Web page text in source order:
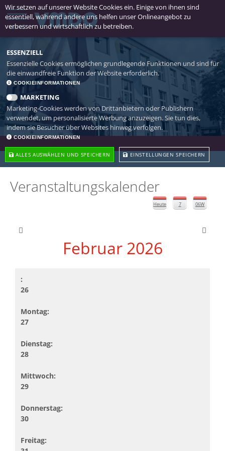
Wir setzen auf unserer Website Cookies ein. Einige von ihnen sind
essentiell, während andere uns helfen unser Onlineangebot zu
verbessern und wirtschaftlich zu betreiben.
ESSENZIELL
Essenzielle Cookies ermöglichen grundlegende Funktionen und sind für
die einwandfreie Funktion der Website erforderlich.
COOKIEINFORMATIONEN
MARKETING
Marketing-Cookies werden von Drittanbietern oder Publishern
verwendet, um personalisierte Werbung anzuzeigen. Sie tun dies,
indem sie Besucher über Websites hinweg verfolgen.
COOKIEINFORMATIONEN
ALLES AUSWÄHLEN UND SPEICHERN EINSTELLUNGEN SPEICHERN
MENÜ
Veranstaltungskalender
06W
7
Heute
Februar 2026
26
27
28
29
30